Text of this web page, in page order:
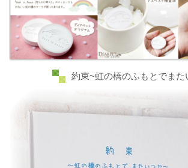
約束~虹の橋のふもとでまた